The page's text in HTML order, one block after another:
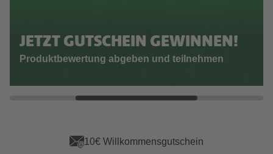
JETZT GUTSCHEIN GEWINNEN!
Produktbewertung abgeben und teilnehmen
10€ Willkommensgutschein